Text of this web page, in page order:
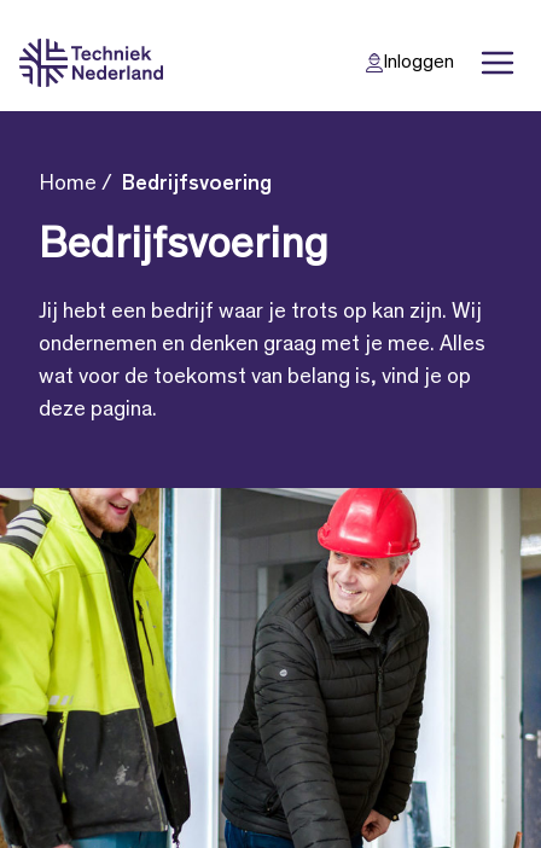
Inloggen
Back
Back
Home Bedrijfsvoering
Bedrijfsvoering
Jij hebt een bedrijf waar je trots op kan zijn. Wij
ondernemen en denken graag met je mee. Alles
wat voor de toekomst van belang is, vind je op
deze pagina.